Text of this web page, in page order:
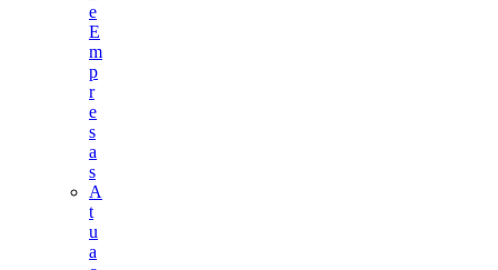
e
E
m
p
r
e
s
a
s
A
t
u
a